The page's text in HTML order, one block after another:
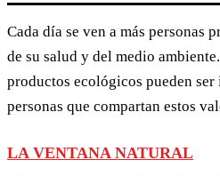
Cada día se ven a más personas
de su salud y del medio
productos ecológicos pueden ser
personas que compartan estos
LA VENTANA NATURAL